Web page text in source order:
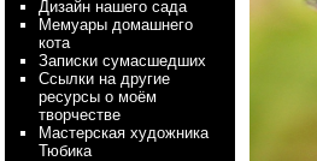
Дизайн нашего сада
Мемуары домашнего
кота
Записки сумасшедших
Ссылки на другие
ресурсы о моём
творчестве
Мастерская художника
Тюбика